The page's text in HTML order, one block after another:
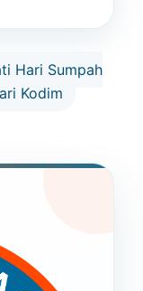
Hari Sumpah
Kodim